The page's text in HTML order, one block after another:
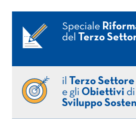
Speciale
del
Terzo
il
Terzo Settore
e gli Obiettivi di
Sviluppo